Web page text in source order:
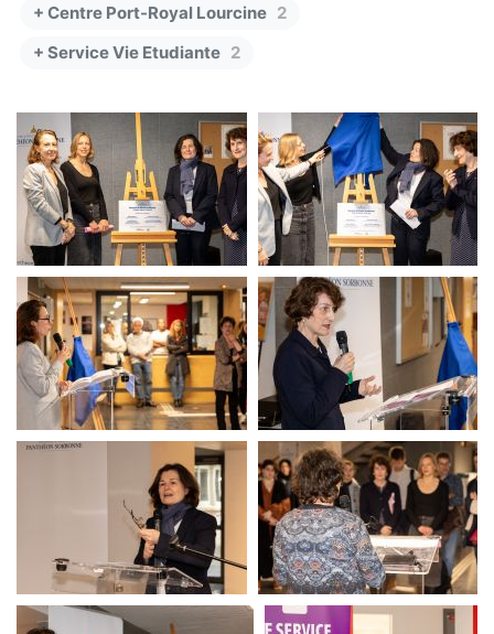
+ Centre Port-Royal Lourcine 2
+ Service Vie Etudiante 2
SSE SSE
SSE
SSE SSE